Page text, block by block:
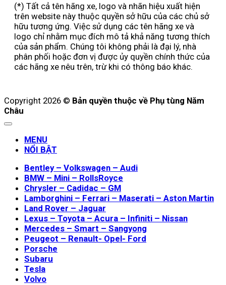
(*) Tất cả tên hãng xe, logo và nhãn hiệu xuất hiện
trên website này thuộc quyền sở hữu của các chủ sở
hữu tương ứng. Việc sử dụng các tên hãng xe và
logo chỉ nhằm mục đích mô tả khả năng tương thích
của sản phẩm. Chúng tôi không phải là đại lý, nhà
phân phối hoặc đơn vị được ủy quyền chính thức của
các hãng xe nêu trên, trừ khi có thông báo khác.
Copyright 2026 © Bản quyền thuộc về Phụ tùng Năm
Châu
MENU
NỔI BẬT
Bentley – Volkswagen – Audi
BMW – Mini – RollsRoyce
Chrysler – Cadidac – GM
Lamborghini – Ferrari – Maserati – Aston Martin
Land Rover – Jaguar
Lexus – Toyota – Acura – Infiniti – Nissan
Mercedes – Smart – Sangyong
Peugeot – Renault- Opel- Ford
Porsche
Subaru
Tesla
Volvo